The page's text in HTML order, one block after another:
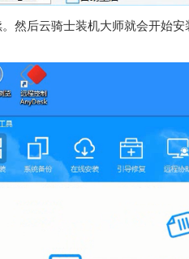
然后云骑士装机大师就会开始